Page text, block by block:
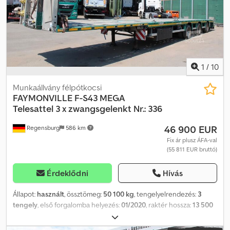
1 / 10
Regensburg 586 km
Munkaállvány félpótkocsi
FAYMONVILLE F-S43 MEGA
Telesattel 3 x zwangsgelenkt Nr.: 336
46 900 EUR
Fix ár plusz ÁFA-val
(55 811 EUR bruttó)
Érdeklődni Hívás
Állapot: használt, össztömeg: 50 100 kg, tengelyelrendezés: 3
tengely, első forgalomba helyezés:01/2020, raktér hossza:13 500
2 500 mm
teljes magasság:3 380 mm, Felszereltség:ABS, Járműazonosító